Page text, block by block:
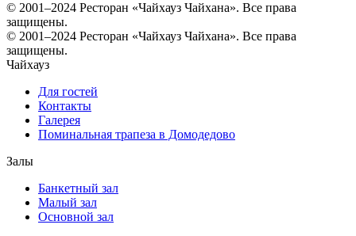
© 2001–2024 Ресторан «Чайхауз Чайхана». Все права
защищены.
© 2001–2024 Ресторан «Чайхауз Чайхана». Все права
защищены.
Чайхауз
Для гостей
Контакты
Галерея
Поминальная трапеза в Домодедово
Залы
Банкетный зал
Малый зал
Основной зал